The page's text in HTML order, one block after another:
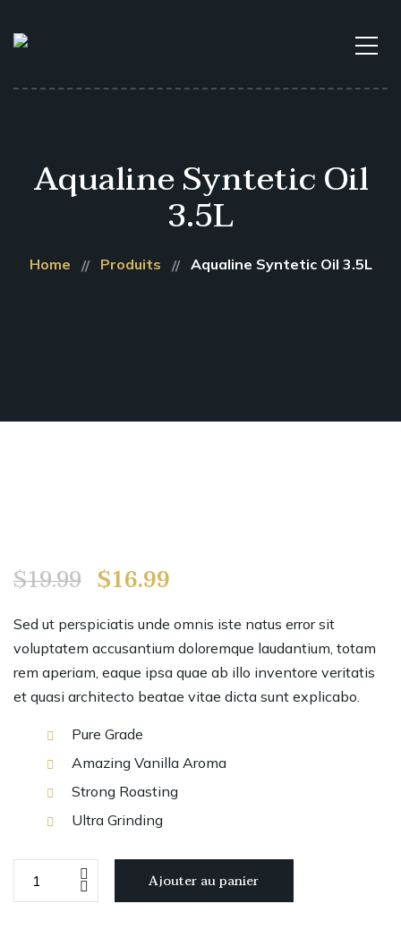
Aqualine Syntetic Oil
3.5L
Home Produits Aqualine Syntetic Oil 3.5L
$19.99 $16.99
Sed ut perspiciatis unde omnis iste natus error sit
voluptatem accusantium doloremque laudantium, totam
rem aperiam, eaque ipsa quae ab illo inventore veritatis
et quasi architecto beatae vitae dicta sunt explicabo.
Pure Grade
Amazing Vanilla Aroma
Strong Roasting
Ultra Grinding
Ajouter au panier